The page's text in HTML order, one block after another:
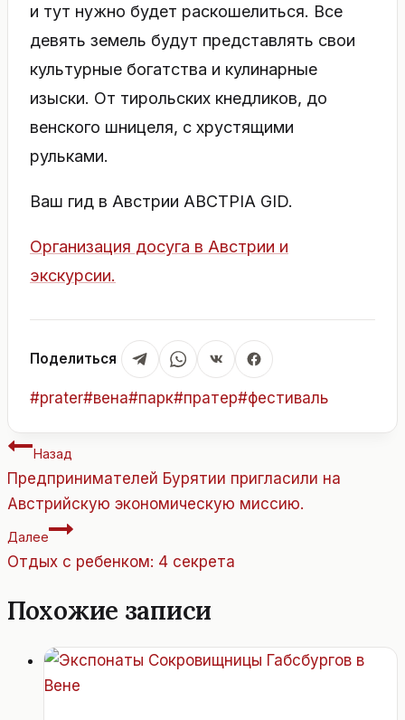
и тут нужно будет раскошелиться. Все
девять земель будут представлять свои
культурные богатства и кулинарные
изыски. От тирольских кнедликов, до
венского шницеля, с хрустящими
рульками.
Ваш гид в Австрии ABCTPIA GID.
Организация досуга в Австрии и
экскурсии.
Поделиться
Метки
#prater#вена#парк#пратер#фестиваль
Навигация
по
записям
Назад
Предпринимателей Бурятии пригласили на
Австрийскую экономическую миссию.
Далее
Отдых с ребенком: 4 секрета
Похожие записи